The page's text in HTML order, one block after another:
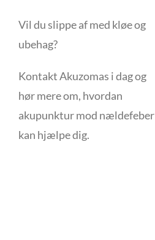
Vil du slippe af med kløe og
ubehag?
Kontakt Akuzomas i dag og
hør mere om, hvordan
akupunktur mod nældefeber
kan hjælpe dig.